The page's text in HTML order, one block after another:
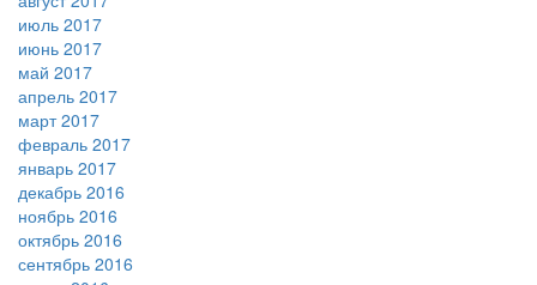
июль 2017
июнь 2017
май 2017
апрель 2017
март 2017
февраль 2017
январь 2017
декабрь 2016
ноябрь 2016
октябрь 2016
сентябрь 2016